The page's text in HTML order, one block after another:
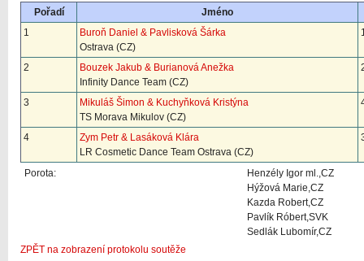
Pořadí
Jméno
1
Buroň Daniel & Pavlisková Šárka
Ostrava (CZ)
2
Bouzek Jakub & Burianová Anežka
Infinity Dance Team (CZ)
3
Mikuláš Šimon & Kuchyňková Kristýna
TS Morava Mikulov (CZ)
4
Zym Petr & Lasáková Klára
LR Cosmetic Dance Team Ostrava (CZ)
Porota:
Henzély Igor ml.,CZ
Hýžová Marie,CZ
Kazda Robert,CZ
Pavlík Róbert,SVK
Sedlák Lubomír,CZ
ZPĚT na zobrazení protokolu soutěže